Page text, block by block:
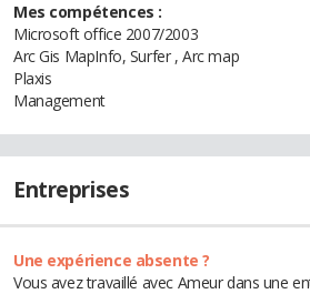
Mes compétences :
Microsoft office 2007/2003
Arc Gis MapInfo, Surfer , Arc map
Plaxis
Management
Entreprises
Une expérience absente ?
Vous avez travaillé avec Ameur dans une